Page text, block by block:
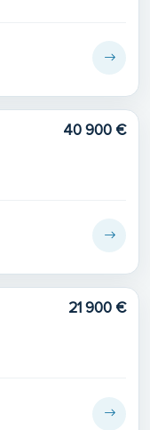
40 900 €
21 900 €